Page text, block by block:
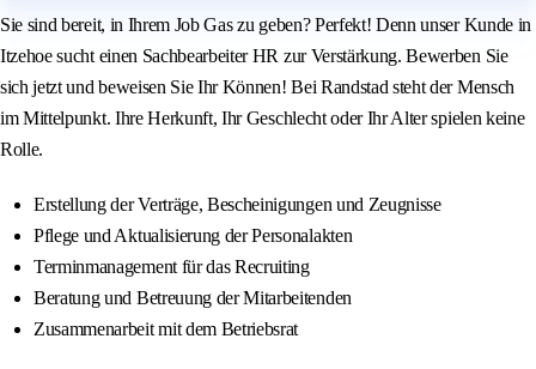
Sie sind bereit, in Ihrem Job Gas zu geben? Perfekt! Denn unser Kunde in
Itzehoe sucht einen Sachbearbeiter HR zur Verstärkung. Bewerben Sie
sich jetzt und beweisen Sie Ihr Können! Bei Randstad steht der Mensch
im Mittelpunkt. Ihre Herkunft, Ihr Geschlecht oder Ihr Alter spielen keine
Rolle.
Erstellung der Verträge, Bescheinigungen und Zeugnisse
Pflege und Aktualisierung der Personalakten
Terminmanagement für das Recruiting
Beratung und Betreuung der Mitarbeitenden
Zusammenarbeit mit dem Betriebsrat